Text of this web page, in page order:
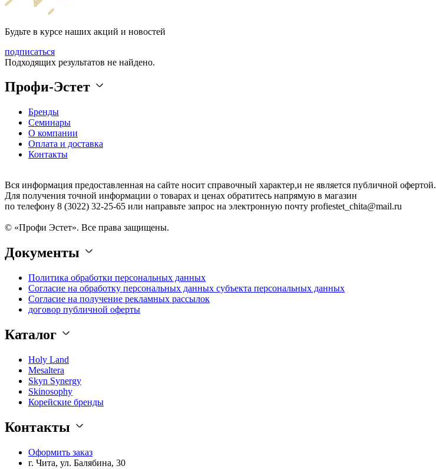
Будьте в курсе наших акций и новостей
подписаться
Подходящих результатов не найдено.
Профи-Эстет
Бренды
Семинары
О компании
Оплата и доставка
Контакты
Вся информация предоставленная на сайте носит справочный характер,и не является публичной офертой.
Для получения точной информации о товарах и ценах обратитесь напрямую в магазин
по телефону 8 (3022) 32-25-65 или направьте запрос на электронную почту profiestet_chita@mail.ru
© «Профи Эстет». Все права защищены.
Документы
Политика обработки персональных данных
Согласие на обработку персональных данных субъекта персональных данных
Согласие на получение рекламных рассылок
договор публичной оферты
Каталог
Holy Land
Mesaltera
Skyn Synergy
Skinosophy
Корейские бренды
Контакты
Оформить заказ
г. Чита, ул. Балябина, 30